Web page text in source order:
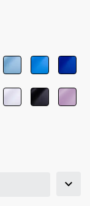
błękitny
5348
5154
biały
9001
czarny
9011
róż